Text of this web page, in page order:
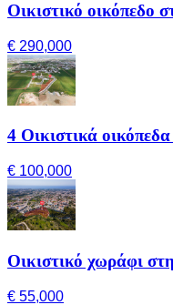
Οικιστικό οικόπεδο
€ 290,000
4 Οικιστικά
€ 100,000
Οικιστικό χωράφι
€ 55,000